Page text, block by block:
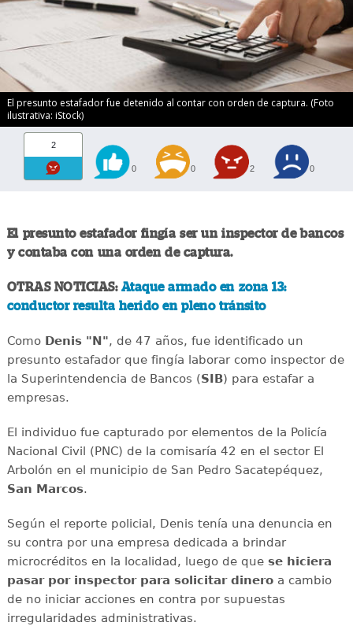
El presunto estafador fue detenido al contar con orden de captura. (Foto
ilustrativa: iStock)
2
0 0 2 0
El presunto estafador fingía ser un inspector de bancos
y contaba con una orden de captura.
OTRAS NOTICIAS: Ataque armado en zona 13:
conductor resulta herido en pleno tránsito
Como Denis "N", de 47 años, fue identificado un
presunto estafador que fingía laborar como inspector de
la Superintendencia de Bancos (SIB) para estafar a
empresas.
El individuo fue capturado por elementos de la Policía
Nacional Civil (PNC) de la comisaría 42 en el sector El
Arbolón en el municipio de San Pedro Sacatepéquez,
San Marcos.
Según el reporte policial, Denis tenía una denuncia en
su contra por una empresa dedicada a brindar
microcréditos en la localidad, luego de que se hiciera
pasar por inspector para solicitar dineroa cambio
de no iniciar acciones en contra por supuestas
irregularidades administrativas.